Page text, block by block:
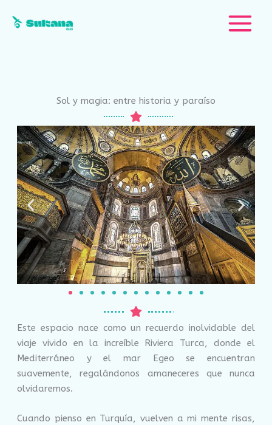
Sol y magia: entre historia y paraíso
Este espacio nace como un recuerdo inolvidable del
viaje vivido en la increíble Riviera Turca, donde el
Mediterráneo y el mar Egeo se encuentran
suavemente, regalándonos amaneceres que nunca
olvidaremos.
Cuando pienso en Turquía, vuelven a mi mente risas,